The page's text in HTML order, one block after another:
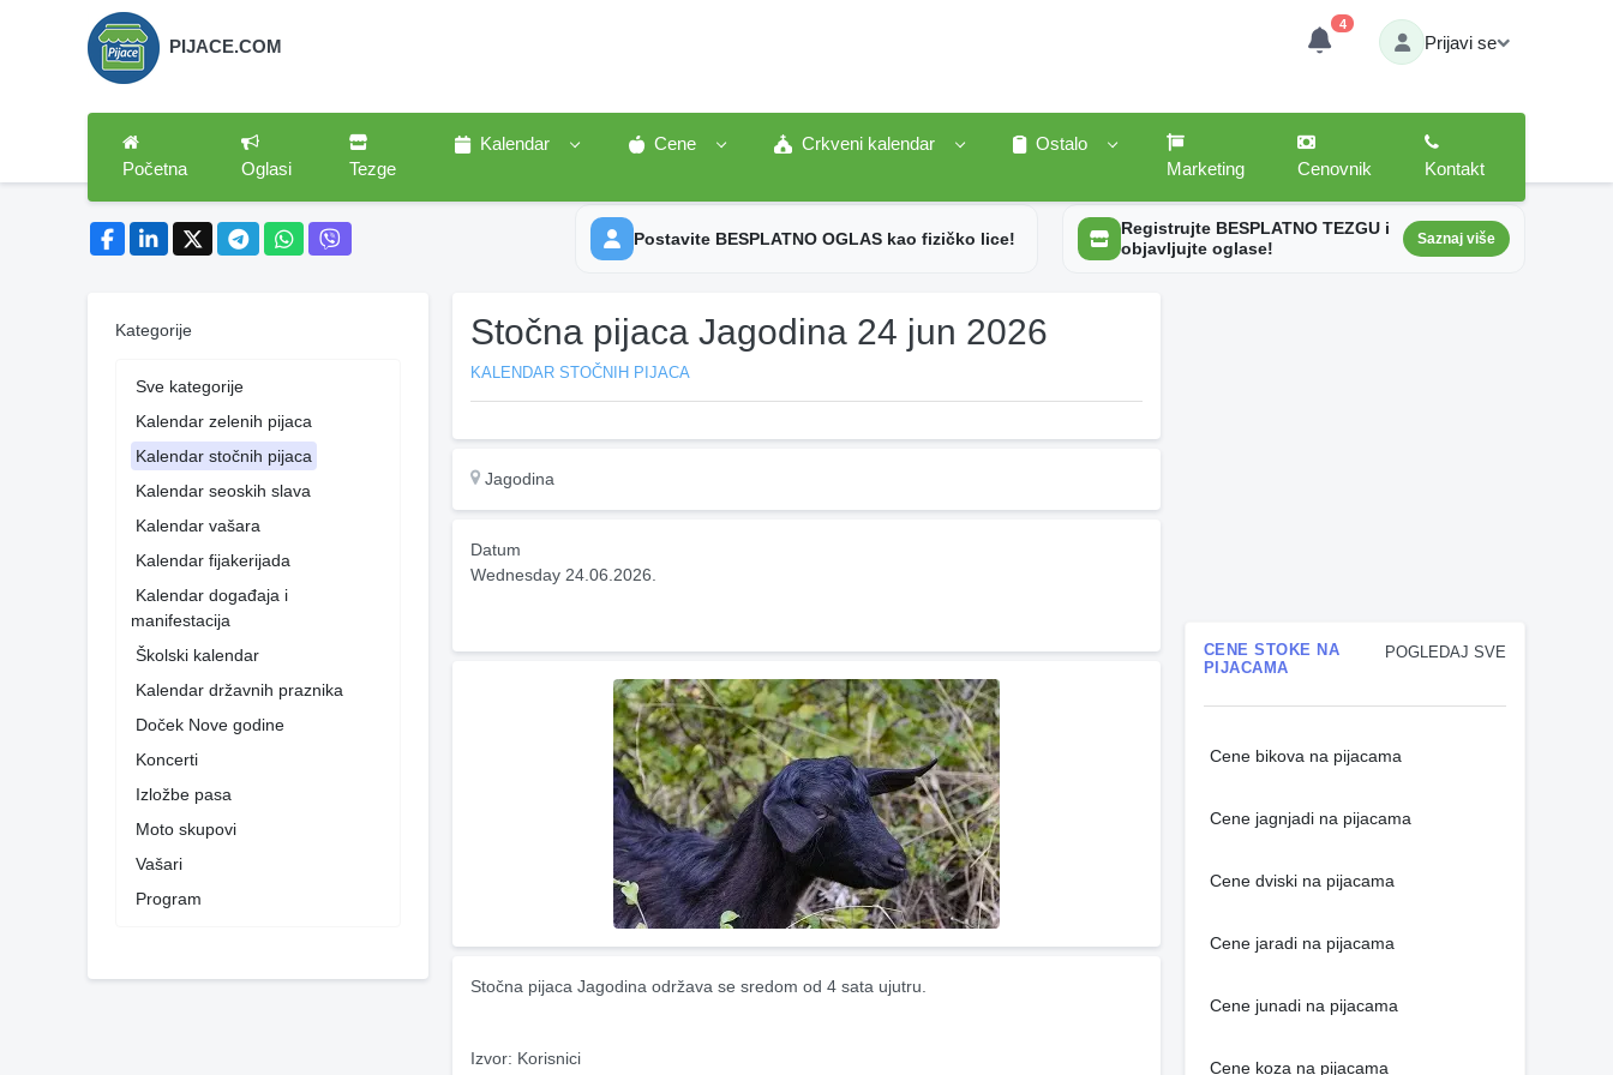
PIJACE.COM
4
Prijavi se
Početna Oglasi Tezge
Kalendar Cene Crkveni kalendar
Ostalo
Marketing
Cenovnik Kontakt
Postavite BESPLATNO OGLAS kao fizičko lice!
Registrujte BESPLATNO TEZGU i
objavljujte oglase!
Saznaj više
Kategorije
Sve kategorije
Kalendar zelenih pijaca
Kalendar stočnih pijaca
Kalendar seoskih slava
Kalendar vašara
Kalendar fijakerijada
Kalendar događaja i
manifestacija
Školski kalendar
Kalendar državnih praznika
Doček Nove godine
Koncerti
Izložbe pasa
Moto skupovi
Vašari
Program
Stočna pijaca Jagodina 24 jun 2026
KALENDAR STOČNIH PIJACA
Jagodina
Datum
Wednesday 24.06.2026.
Stočna pijaca Jagodina održava se sredom od 4 sata ujutru.
Izvor: Korisnici
POGLEDAJ SVE
CENE STOKE NA
PIJACAMA
Cene bikova na pijacama
Cene jagnjadi na pijacama
Cene dviski na pijacama
Cene jaradi na pijacama
Cene junadi na pijacama
Cene koza na pijacama